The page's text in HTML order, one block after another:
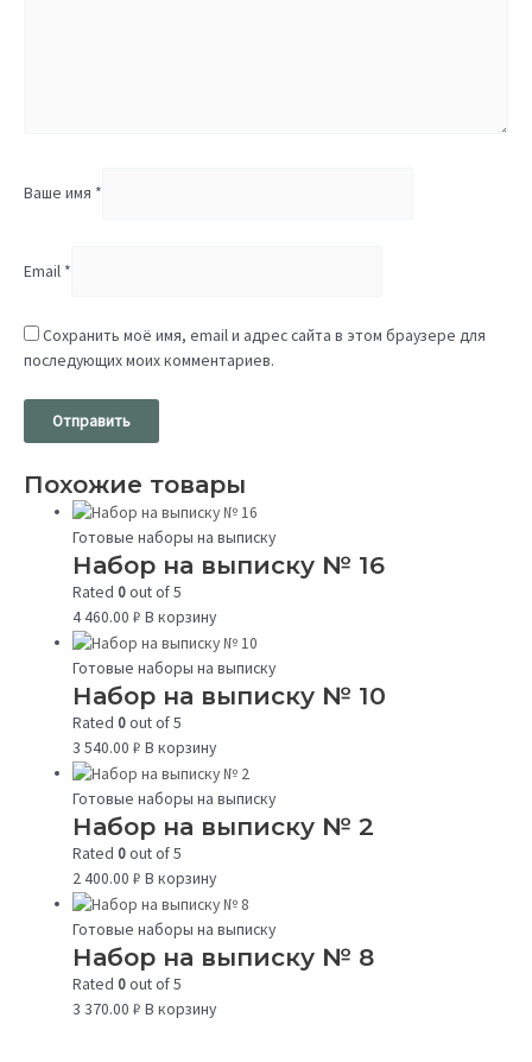
Ваше имя *
Email *
Сохранить моё имя, email и адрес сайта в этом браузере для
последующих моих комментариев.
Похожие товары
Готовые наборы на выписку
Набор на выписку № 16
Rated0out of 5
4 460.00₽ В корзину
Готовые наборы на выписку
Набор на выписку № 10
Rated0out of 5
3 540.00₽ В корзину
Готовые наборы на выписку
Набор на выписку № 2
Rated0out of 5
2 400.00₽ В корзину
Готовые наборы на выписку
Набор на выписку № 8
Rated0out of 5
3 370.00₽ В корзину